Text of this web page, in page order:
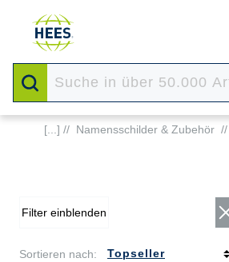
[...] // Namensschilder & Zubehör //
Filter einblenden
Sortieren nach: